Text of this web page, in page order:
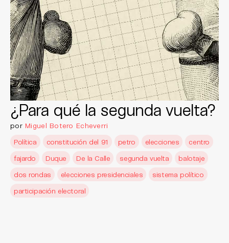
¿Para qué la segunda vuelta?
por Miguel Botero Echeverri
Política
constitución del 91 petro elecciones
centro
fajardo
Duque De la Calle segunda vuelta
balotaje
dos rondas
elecciones presidenciales
sistema político
participación electoral